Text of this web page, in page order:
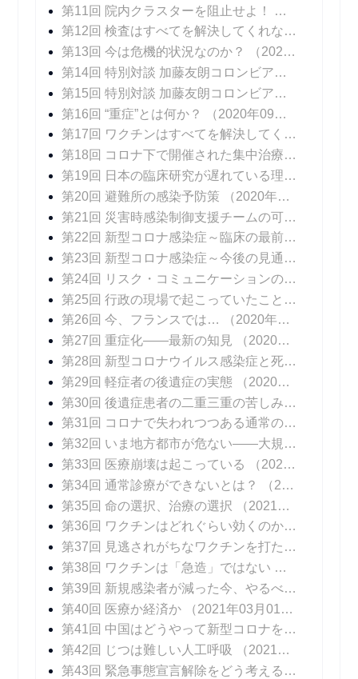
第11回 院内クラスターを阻止せよ！
（2020年08
第12回 検査はすべてを解決してくれない
第13回 今は危機的状況なのか？
（2020年08月17日 掲載）
第14回 特別対談 加藤友朗コロンビア大学医学部外科学教授 「いま、専門家に求められているものとは」
第15回 特別対談 加藤友朗コロンビア大学医学部外科学教授 「ニューヨークで行われているPCR検査の意味」
第16回 “重症”とは何か？
（2020年09月07日 掲載）
第17回 ワクチンはすべてを解決してくれない
第18回 コロナ下で開催された集中治療医学会
第19回 日本の臨床研究が遅れている理由
第20回 避難所の感染予防策
（2020年10月05日 掲載）
第21回 災害時感染制御支援チームの可能性
第22回 新型コロナ感染症～臨床の最前線
第23回 新型コロナ感染症～今後の見通し
第24回 リスク・コミュニケーションの難しさ
第25回 行政の現場で起こっていたこと
（2020年
第26回 今、フランスでは…
（2020年11月16日 掲載）
第27回 重症化――最新の知見
（2020年11月23日 掲載）
第28回 新型コロナウイルス感染症と死
（2020年
第29回 軽症者の後遺症の実態
（2020年12月07日 掲載）
第30回 後遺症患者の二重三重の苦しみ
（2020年
第31回 コロナで失われつつある通常の診療
第32回 いま地方都市が危ない――大規模院内クラスターはなぜ起こるのか
第33回 医療崩壊は起こっている
（2021年01月11日 掲載）
第34回 通常診療ができないとは？
（2021年01月18日 掲載）
第35回 命の選択、治療の選択
（2021年01月25日 掲載）
第36回 ワクチンはどれぐらい効くのか？
第37回 見逃されがちなワクチンを打たないリスク
第38回 ワクチンは「急造」ではない
（2021年02
第39回 新規感染者が減った今、やるべきこと
第40回 医療か経済か
（2021年03月01日 掲載）
第41回 中国はどうやって新型コロナを抑え込んだのか
第42回 じつは難しい人工呼吸
（2021年03月15日 掲載）
第43回 緊急事態宣言解除をどう考えるか